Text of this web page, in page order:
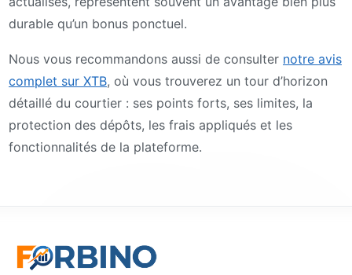
durable qu’un bonus ponctuel.
Nous vous recommandons aussi de consulter notre avis
complet sur XTB, où vous trouverez un tour d’horizon
détaillé du courtier : ses points forts, ses limites, la
protection des dépôts, les frais appliqués et les
fonctionnalités de la plateforme.